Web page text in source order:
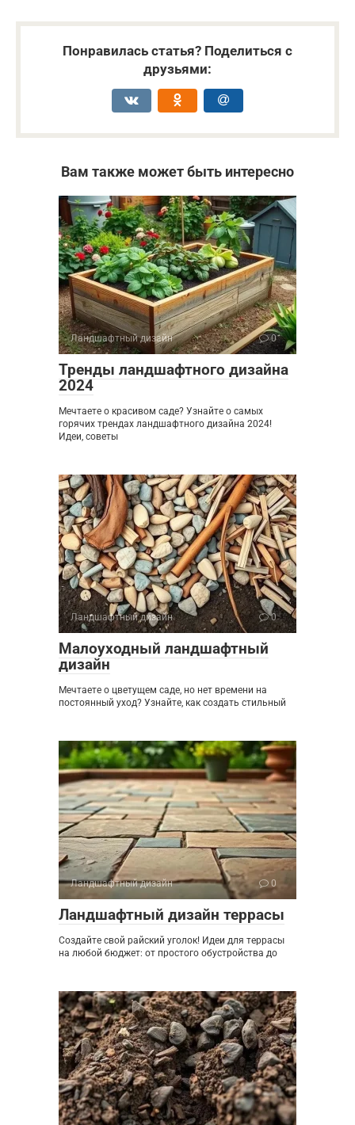
Понравилась статья? Поделиться с
друзьями:
Вам также может быть интересно
Ландшафтный дизайн 0
Тренды ландшафтного дизайна
2024
Мечтаете о красивом саде? Узнайте о самых
горячих трендах ландшафтного дизайна 2024!
Идеи, советы
Ландшафтный дизайн 0
Малоуходный ландшафтный
дизайн
Мечтаете о цветущем саде, но нет времени на
постоянный уход? Узнайте, как создать стильный
Ландшафтный дизайн 0
Ландшафтный дизайн террасы
Создайте свой райский уголок! Идеи для террасы
на любой бюджет: от простого обустройства до